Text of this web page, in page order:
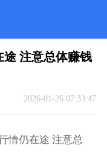
注意总体赚钱
2026-01-26 07:33:47
情仍在途 注意总